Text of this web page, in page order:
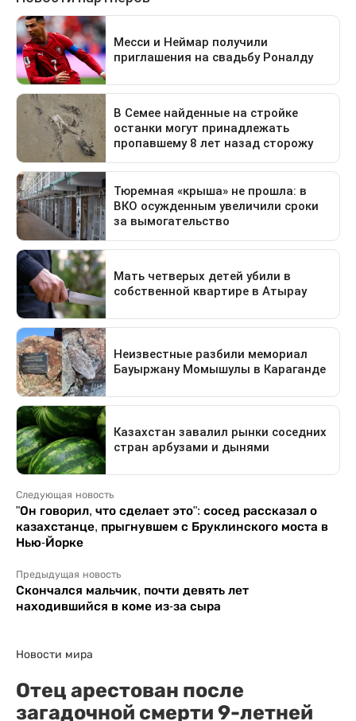
Следующая новость
"Он говорил, что сделает это": сосед рассказал о
казахстанце, прыгнувшем с Бруклинского моста в
Нью-Йорке
Предыдущая новость
Скончался мальчик, почти девять лет
находившийся в коме из-за сыра
Новости мира
Отец арестован после
загадочной смерти 9-летней